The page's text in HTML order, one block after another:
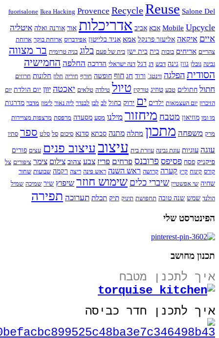
fuorisalone Ikea Hacking Provence Recycle Reuse Salone Del
Mobile Upcycle אבא אביב אדריכלות אור אורנה ואלה איטליה
איים איקאה אליעזר פרנקל אמא אניד בלייטון אפידברוס ארוחת בוקר ארוחת
צהריים אריחים בובות בית בית ישן בית של פעם בלוג בניה טרומית בר מצווה
גבינה גובלן גוון גינה דבש דג דגל דנה ישראלי הדרכה החלפה החמישיה
הסודית הפלגה ווינטג` ורוד חג חוף חופשה חורף חיריה חלון חלונות חרוזים
חתול חתולים טבע טוזיג טורקיז טיול טילדה טלאים יאכטה יוון יום הולדת יום
הזיכרון יום העצמאות ילדים ים ירוק כחול לב לבן לבנדר ליה נאור לימון מדבר מדרגות
מו ומו מוזיאון מטבח מיחזור מילנו מסע מסעדה מרפסת מרצפות מצויירות
מרק משפחה מתכון מתלה מתנה סבתא סדנא סיכום סל סלט ספר סתיו
עוגה עוגיות עוגת גבינה עוזרת בית עיצובעיצוב פנים עצים פורים
פיקניק פסח פסיפס פרובנס פרחים פריז צבע צהוב צילום צימר ציפורים צל
קורס קינוח קיץ קערה קרושה ראש השנה ראש פינה ריצה רקמה שבועות שחור
שחיה שי אפשטיין שיברי כליםשימוש חוזר שיפוץ שיר שמיכה שמיל
הולנד שמש שנה טובה תחפושת תינוק תיק תכלת תערוכה תפירה
הפינטרסט שלי
תכנון מחושב
איך לתכנן מטבח
איך לתכנן חדר כביסה